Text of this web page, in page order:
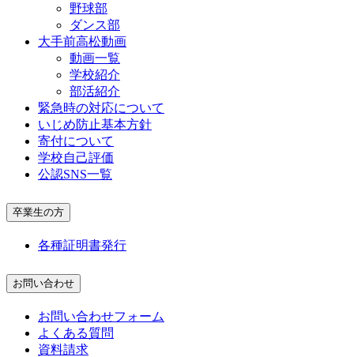
野球部
ダンス部
大手前高松動画
動画一覧
学校紹介
部活紹介
緊急時の対応について
いじめ防止基本方針
寄付について
学校自己評価
公認SNS一覧
卒業生の方
各種証明書発行
お問い合わせ
お問い合わせフォーム
よくある質問
資料請求